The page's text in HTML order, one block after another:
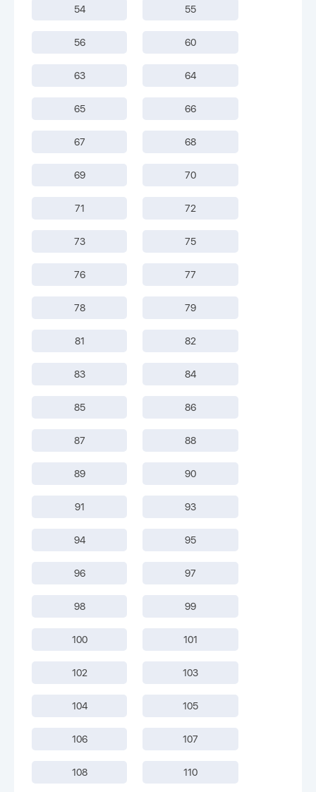
54 55
56 60
63 64
65 66
67 68
69 70
71 72
73 75
76 77
78 79
81 82
83 84
85 86
87 88
89 90
91 93
94 95
96 97
98 99
100 101
102 103
104 105
106 107
108 110